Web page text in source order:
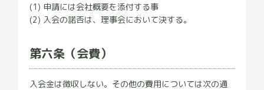
(1) 申請には会社概要を添付する事
(2) 入会の諾否は、理事会において決する。
第六条（会費）
入会金は徴収しない。その他の費用については次の通